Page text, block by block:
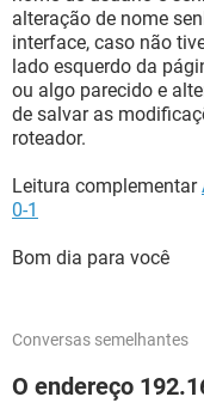
alteração de nome
interface, caso não
lado esquerdo da
ou algo parecido e
de salvar as
roteador.
Leitura complementar
0-1
Bom dia para você
Conversas semelhantes
O endereço